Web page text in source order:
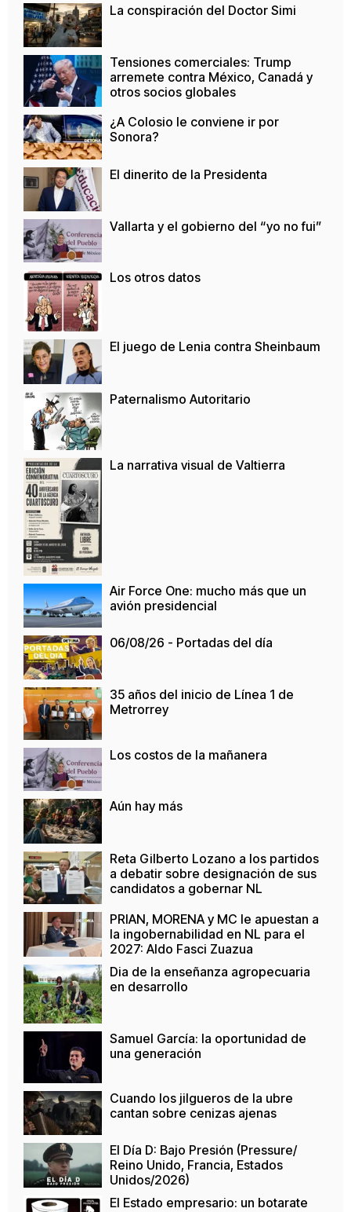
La conspiración del Doctor Simi
Tensiones comerciales: Trump
arremete contra México, Canadá y
otros socios globales
¿A Colosio le conviene ir por
Sonora?
El dinerito de la Presidenta
Vallarta y el gobierno del “yo no fui”
Los otros datos
El juego de Lenia contra Sheinbaum
Paternalismo Autoritario
La narrativa visual de Valtierra
Air Force One: mucho más que un
avión presidencial
06/08/26 - Portadas del día
35 años del inicio de Línea 1 de
Metrorrey
Los costos de la mañanera
Aún hay más
Reta Gilberto Lozano a los partidos
a debatir sobre designación de sus
candidatos a gobernar NL
PRIAN, MORENA y MC le apuestan a
la ingobernabilidad en NL para el
2027: Aldo Fasci Zuazua
Dia de la enseñanza agropecuaria
en desarrollo
Samuel García: la oportunidad de
una generación
Cuando los jilgueros de la ubre
cantan sobre cenizas ajenas
El Día D: Bajo Presión (Pressure/
Reino Unido, Francia, Estados
Unidos/2026)
El Estado empresario: un botarate